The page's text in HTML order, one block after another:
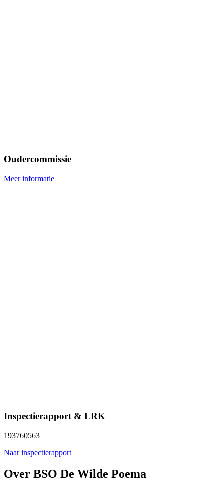
Oudercommissie
Meer informatie
Inspectierapport & LRK
193760563
Naar inspectierapport
Over BSO De Wilde Poema